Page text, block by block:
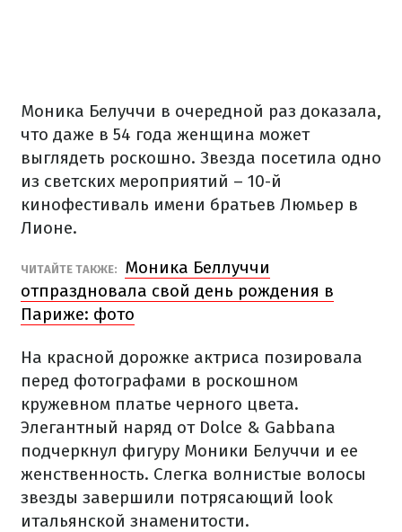
Моника Белуччи в очередной раз доказала,
что даже в 54 года женщина может
выглядеть роскошно. Звезда посетила одно
из светских мероприятий – 10-й
кинофестиваль имени братьев Люмьер в
Лионе.
ЧИТАЙТЕ ТАКЖЕ:
Моника Беллуччи
отпраздновала свой день рождения в
Париже: фото
На красной дорожке актриса позировала
перед фотографами в роскошном
кружевном платье черного цвета.
Элегантный наряд от Dolce & Gabbana
подчеркнул фигуру Моники Белуччи и ее
женственность. Слегка волнистые волосы
звезды завершили потрясающий look
итальянской знаменитости.